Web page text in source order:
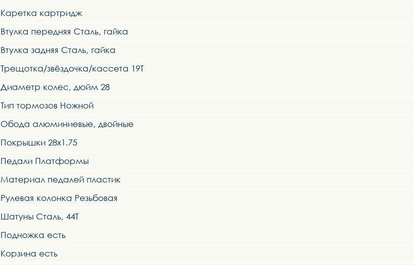
Каретка картридж
Втулка передняя Сталь, гайка
Втулка задняя Сталь, гайка
Трещотка/звёздочка/кассета 19Т
Диаметр колес, дюйм 28
Тип тормозов Ножной
Обода алюминиевые, двойные
Покрышки 28x1.75
Педали Платформы
Материал педалей пластик
Рулевая колонка Резьбовая
Шатуны Сталь, 44Т
Подножка есть
Корзина есть